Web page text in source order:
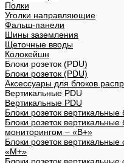
Полки
Уголки направляющие
Фальш-панели
Шины заземления
Щеточные вводы
Колокейшн
Блоки розеток (PDU)
Блоки розеток (PDU)
Аксессуары для блоков
Вертикальные PDU
Вертикальные PDU
Блоки розеток
Блоки розеток
мониторингом – «В+»
Блоки розеток
«М+»